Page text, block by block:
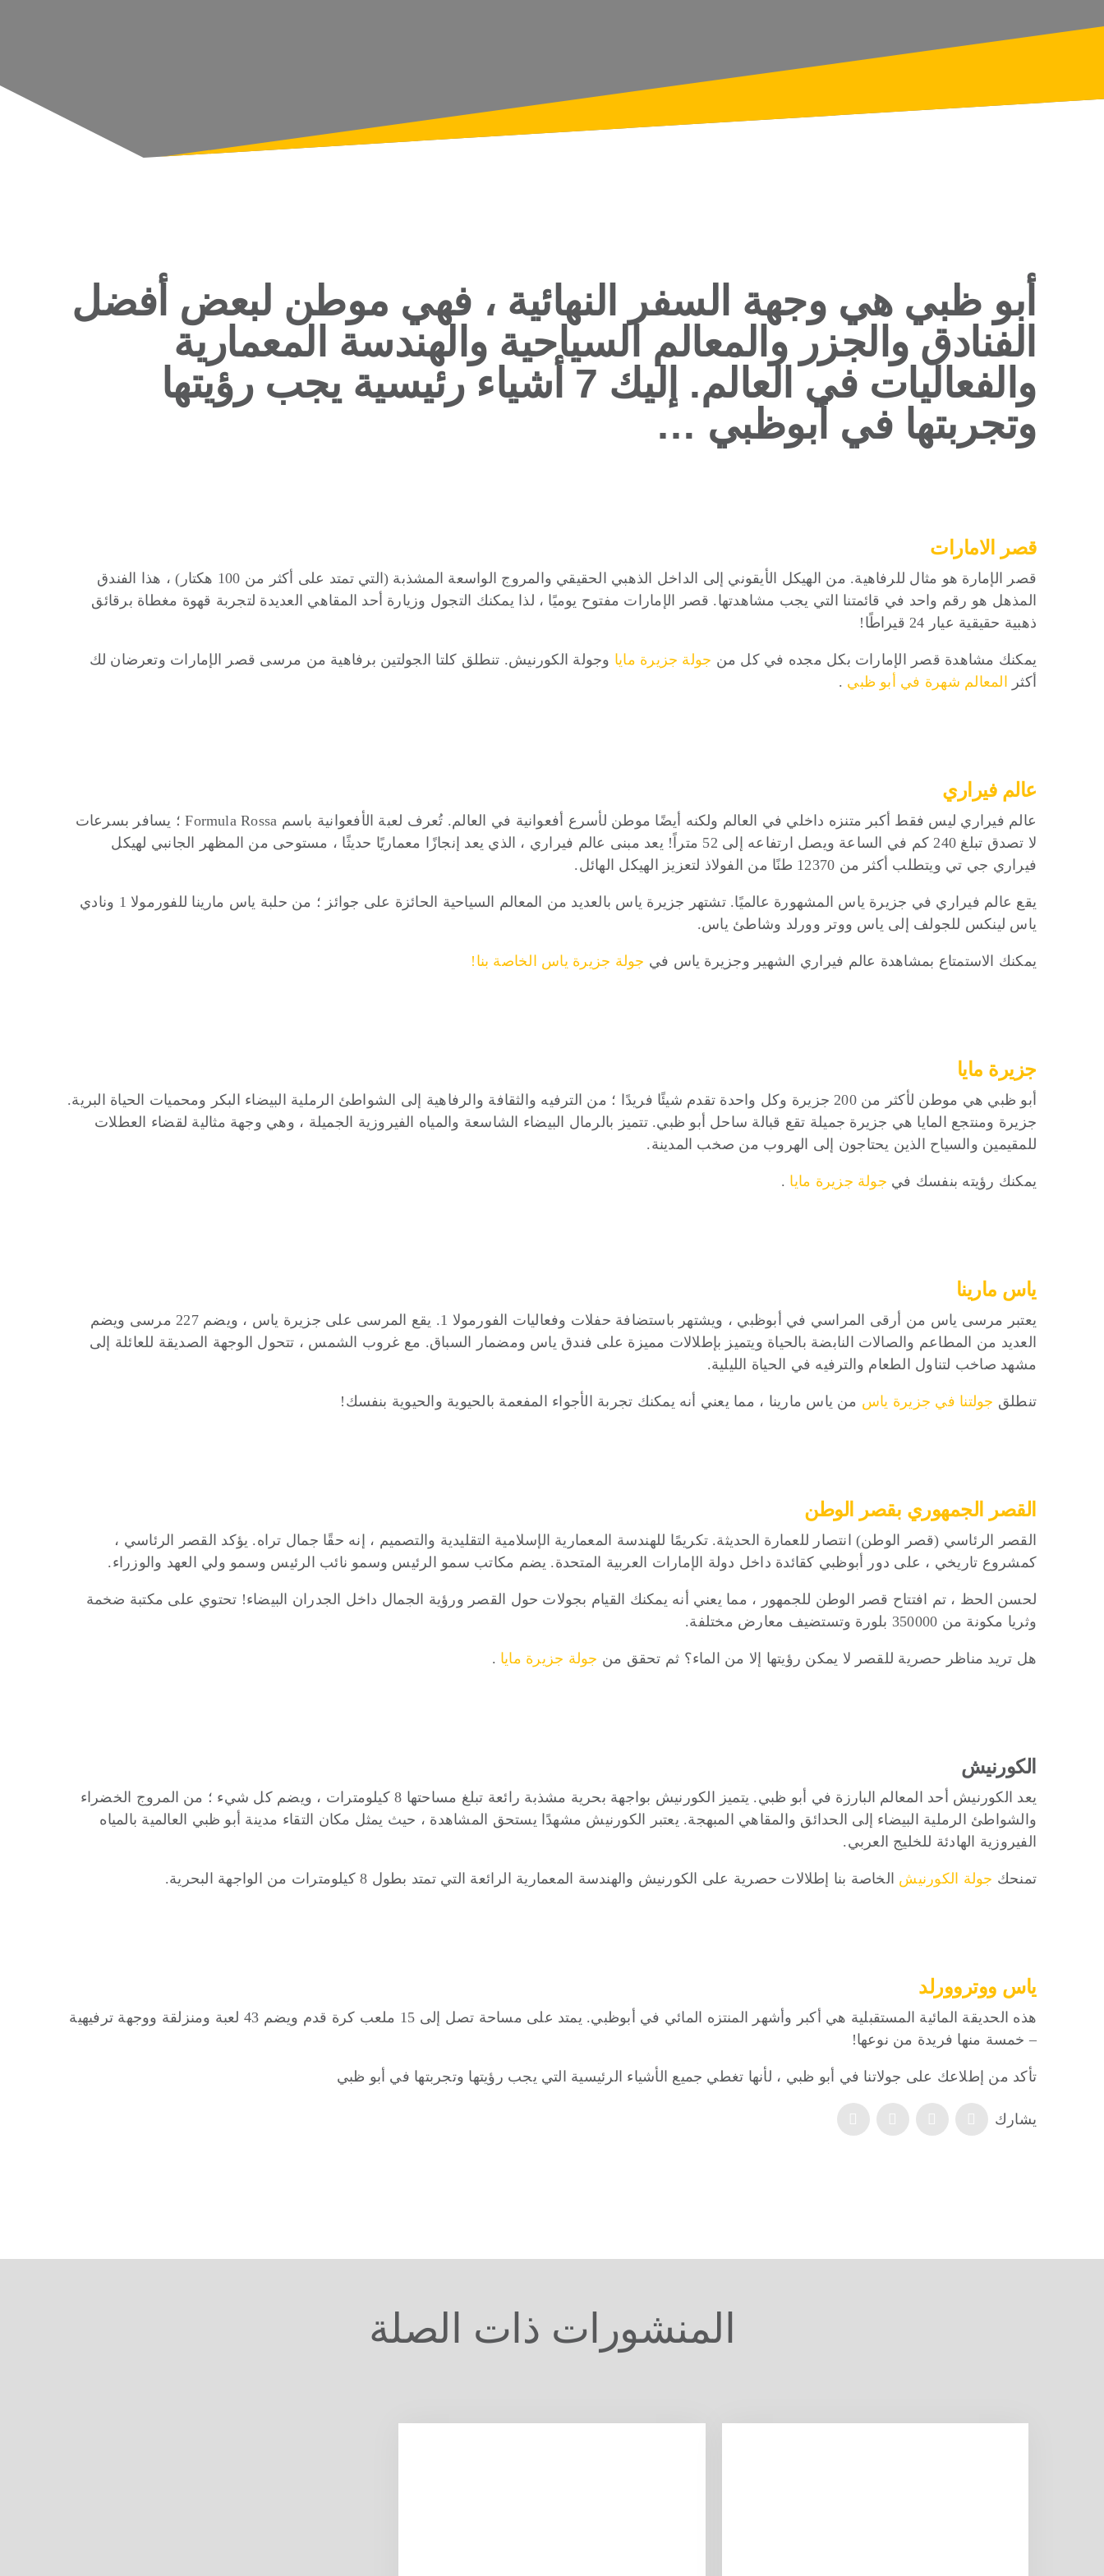
أبو ظبي هي وجهة السفر النهائية ، فهي موطن لبعض أفضل
الفنادق والجزر والمعالم السياحية والهندسة المعمارية
والفعاليات في العالم. إليك 7 أشياء رئيسية يجب رؤيتها
وتجربتها في أبوظبي …
قصر الامارات
قصر الإمارة هو مثال للرفاهية. من الهيكل الأيقوني إلى الداخل الذهبي الحقيقي والمروج الواسعة المشذبة (التي تمتد على أكثر من 100 هكتار) ، هذا الفندق
المذهل هو رقم واحد في قائمتنا التي يجب مشاهدتها. قصر الإمارات مفتوح يوميًا ، لذا يمكنك التجول وزيارة أحد المقاهي العديدة لتجربة قهوة مغطاة برقائق
ذهبية حقيقية عيار 24 قيراطًا!
يمكنك مشاهدة قصر الإمارات بكل مجده في كل من جولة جزيرة مايا وجولة الكورنيش. تنطلق كلتا الجولتين برفاهية من مرسى قصر الإمارات وتعرضان لك
أكثر
المعالم شهرة في أبو ظبي .
عالم فيراري
عالم فيراري ليس فقط أكبر متنزه داخلي في العالم ولكنه أيضًا موطن لأسرع أفعوانية في العالم. تُعرف لعبة الأفعوانية باسم Formula Rossa ؛ يسافر بسرعات
لا تصدق تبلغ 240 كم في الساعة ويصل ارتفاعه إلى 52 متراً! يعد مبنى عالم فيراري ، الذي يعد إنجازًا معماريًا حديثًا ، مستوحى من المظهر الجانبي لهيكل
فيراري جي تي ويتطلب أكثر من 12370 طنًا من الفولاذ لتعزيز الهيكل الهائل.
يقع عالم فيراري في جزيرة ياس المشهورة عالميًا. تشتهر جزيرة ياس بالعديد من المعالم السياحية الحائزة على جوائز ؛ من حلبة ياس مارينا للفورمولا 1 ونادي
ياس لينكس للجولف إلى ياس ووتر وورلد وشاطئ ياس.
يمكنك الاستمتاع بمشاهدة عالم فيراري الشهير وجزيرة ياس في جولة جزيرة ياس الخاصة بنا!
جزيرة مايا
أبو ظبي هي موطن لأكثر من 200 جزيرة وكل واحدة تقدم شيئًا فريدًا ؛ من الترفيه والثقافة والرفاهية إلى الشواطئ الرملية البيضاء البكر ومحميات الحياة البرية.
جزيرة ومنتجع المايا هي جزيرة جميلة تقع قبالة ساحل أبو ظبي. تتميز بالرمال البيضاء الشاسعة والمياه الفيروزية الجميلة ، وهي وجهة مثالية لقضاء العطلات
للمقيمين والسياح الذين يحتاجون إلى الهروب من صخب المدينة.
يمكنك رؤيته بنفسك في جولة جزيرة مايا .
ياس مارينا
يعتبر مرسى ياس من أرقى المراسي في أبوظبي ، ويشتهر باستضافة حفلات وفعاليات الفورمولا 1. يقع المرسى على جزيرة ياس ، ويضم 227 مرسى ويضم
العديد من المطاعم والصالات النابضة بالحياة ويتميز بإطلالات مميزة على فندق ياس ومضمار السباق. مع غروب الشمس ، تتحول الوجهة الصديقة للعائلة إلى
مشهد صاخب لتناول الطعام والترفيه في الحياة الليلية.
تنطلق جولتنا في جزيرة ياس من ياس مارينا ، مما يعني أنه يمكنك تجربة الأجواء المفعمة بالحيوية والحيوية بنفسك!
القصر الجمهوري بقصر الوطن
القصر الرئاسي (قصر الوطن) انتصار للعمارة الحديثة. تكريمًا للهندسة المعمارية الإسلامية التقليدية والتصميم ، إنه حقًا جمال تراه. يؤكد القصر الرئاسي ،
كمشروع تاريخي ، على دور أبوظبي كقائدة داخل دولة الإمارات العربية المتحدة. يضم مكاتب سمو الرئيس وسمو نائب الرئيس وسمو ولي العهد والوزراء.
لحسن الحظ ، تم افتتاح قصر الوطن للجمهور ، مما يعني أنه يمكنك القيام بجولات حول القصر ورؤية الجمال داخل الجدران البيضاء! تحتوي على مكتبة ضخمة
وثريا مكونة من 350000 بلورة وتستضيف معارض مختلفة.
هل تريد مناظر حصرية للقصر لا يمكن رؤيتها إلا من الماء؟ ثم تحقق من جولة جزيرة مايا .
الكورنيش
يعد الكورنيش أحد المعالم البارزة في أبو ظبي. يتميز الكورنيش بواجهة بحرية مشذبة رائعة تبلغ مساحتها 8 كيلومترات ، ويضم كل شيء ؛ من المروج الخضراء
والشواطئ الرملية البيضاء إلى الحدائق والمقاهي المبهجة. يعتبر الكورنيش مشهدًا يستحق المشاهدة ، حيث يمثل مكان التقاء مدينة أبو ظبي العالمية بالمياه
الفيروزية الهادئة للخليج العربي.
تمنحك جولة الكورنيش الخاصة بنا إطلالات حصرية على الكورنيش والهندسة المعمارية الرائعة التي تمتد بطول 8 كيلومترات من الواجهة البحرية.
ياس ووتروورلد
هذه الحديقة المائية المستقبلية هي أكبر وأشهر المنتزه المائي في أبوظبي. يمتد على مساحة تصل إلى 15 ملعب كرة قدم ويضم 43 لعبة ومنزلقة ووجهة ترفيهية
– خمسة منها فريدة من نوعها!
تأكد من إطلاعك على جولاتنا في أبو ظبي ، لأنها تغطي جميع الأشياء الرئيسية التي يجب رؤيتها وتجربتها في أبو ظبي
يشارك
المنشورات ذات الصلة